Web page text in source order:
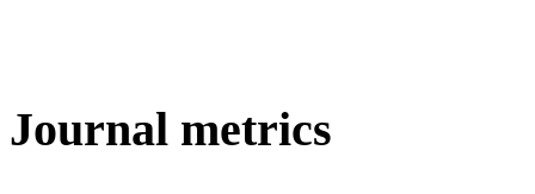
Journal metrics